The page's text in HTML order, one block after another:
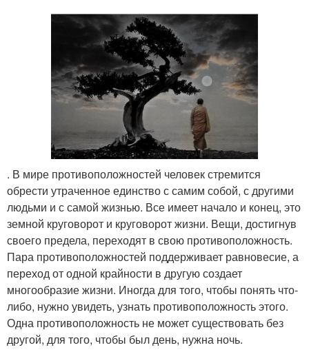
. В мире противоположностей человек стремится
обрести утраченное единство с самим собой, с другими
людьми и с самой жизнью. Все имеет начало и конец, это
земной круговорот и круговорот жизни. Вещи, достигнув
своего предела, переходят в свою противоположность.
Пара противоположностей поддерживает равновесие, а
переход от одной крайности в другую создает
многообразие жизни. Иногда для того, чтобы понять что-
либо, нужно увидеть, узнать противоположность этого.
Одна противоположность не может существовать без
другой, для того, чтобы был день, нужна ночь.